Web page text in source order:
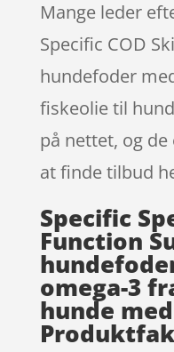
Mange leder
Specific COD
hundefoder
fiskeolie til
på nettet, og
at finde tilbud
Specific
Function
omega-3
hunde